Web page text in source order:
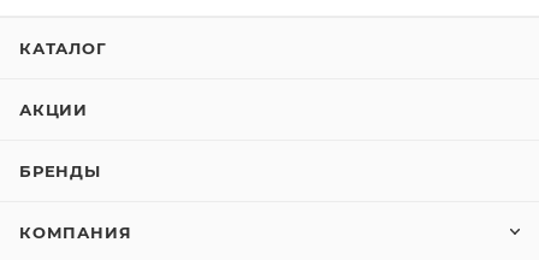
КАТАЛОГ
АКЦИИ
БРЕНДЫ
КОМПАНИЯ